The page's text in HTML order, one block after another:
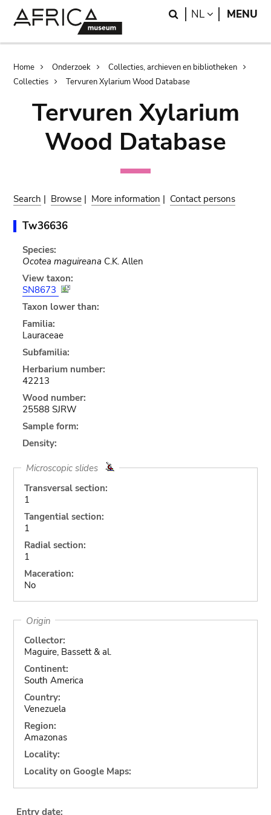
Search
NL LANGUAGE
MENU
Breadcrumb
Home Onderzoek
Collecties, archieven en bibliotheken
Collecties
Tervuren Xylarium Wood Database
Tervuren Xylarium
Wood Database
Search | Browse | More information | Contact persons
Tw36636
Species:
Ocotea maguireana C.K. Allen
View taxon:
SN8673
Taxon lower than:
Familia:
Lauraceae
Subfamilia:
Herbarium number:
42213
Wood number:
25588 SJRW
Sample form:
Density:
Microscopic slides
Transversal section:
1
Tangential section:
1
Radial section:
1
Maceration:
No
Origin
Collector:
Maguire, Bassett & al.
Continent:
South America
Country:
Venezuela
Region:
Amazonas
Locality:
Locality on Google Maps:
Entry date: